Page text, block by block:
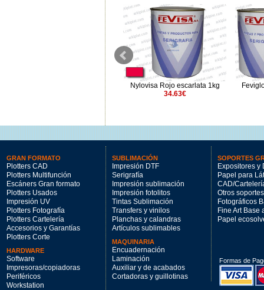
Fevigloss Azul oscuro 46 1kg
Nylovisa Rojo escarlata 1kg
34.63€
GRAN FORMATO
Plotters CAD
Plotters Multifunción
Escáners Gran formato
Plotters Usados
Impresión UV
Plotters Fotografía
Plotters Cartelería
Accesorios y Garantías
Plotters Corte
HARDWARE
Software
Impresoras/copiadoras
Periféricos
Workstation
SUBLIMACIÓN
Impresión DTF
Serigrafía
Impresión sublimación
Impresión fotolitos
Tintas Sublimación
Transfers y vinilos
Planchas y calandras
Artículos sublimables
MAQUINARIA
Encuadernación
Laminación
Auxiliar y de acabados
Cortadoras y guillotinas
SOPORTES
Expositores y
Papel para
CAD/
Otros soportes
Fotográficos
Fine Art Base
Papel
Formas de